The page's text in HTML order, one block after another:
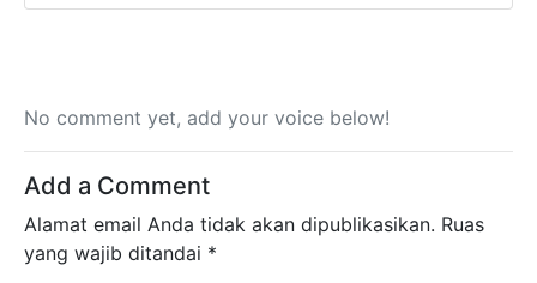
No comment yet, add your voice below!
Add a Comment
Alamat email Anda tidak akan dipublikasikan. Ruas
yang wajib ditandai *